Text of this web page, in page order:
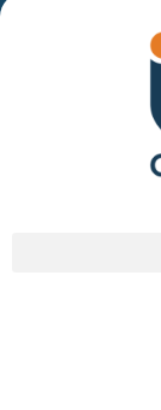
(48) 3238-